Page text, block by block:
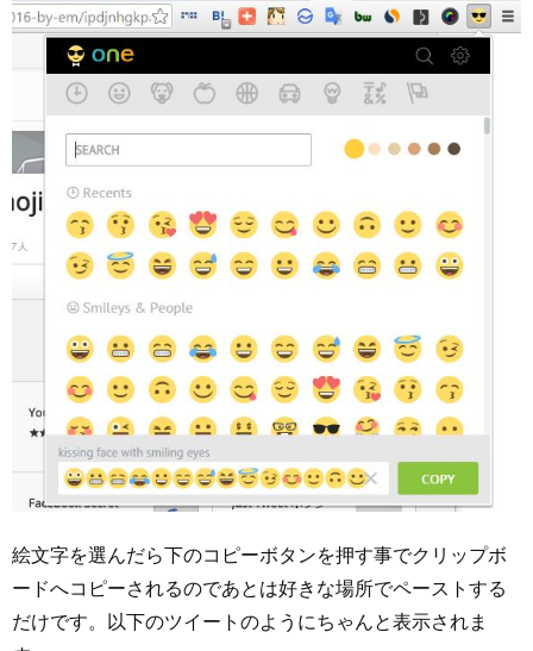
絵文字を選んだら下のコピーボタンを押す事でクリップボ
ードへコピーされるのであとは好きな場所でペーストする
だけです。以下のツイートのようにちゃんと表示されま